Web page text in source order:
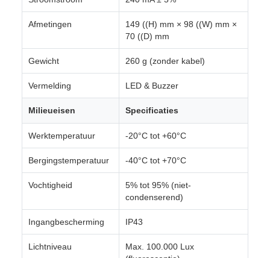
Afmetingen
149 ((H) mm × 98 ((W) mm ×
70 ((D) mm
Gewicht 260 g (zonder kabel)
Vermelding LED & Buzzer
Milieueisen Specificaties
Werktemperatuur -20°C tot +60°C
Bergingstemperatuur -40°C tot +70°C
Vochtigheid
5% tot 95% (niet-
condenserend)
Ingangbescherming IP43
Lichtniveau
Max. 100.000 Lux